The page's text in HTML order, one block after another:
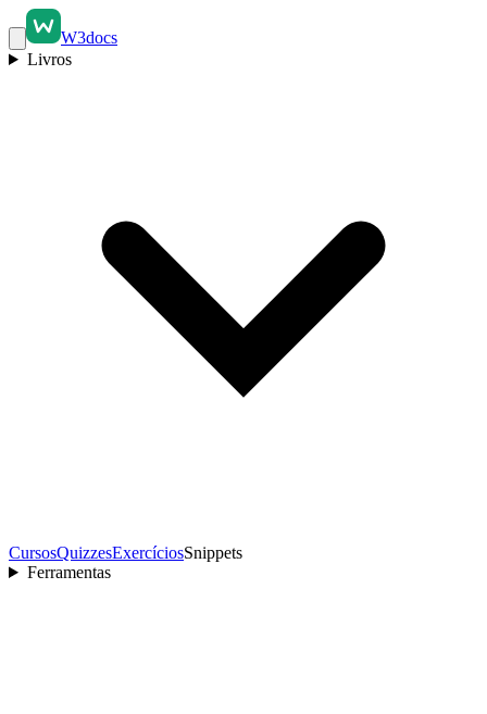
W3docs
Livros
CursosQuizzesExercíciosSnippets
Ferramentas